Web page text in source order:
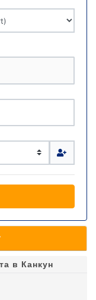
в Канкун